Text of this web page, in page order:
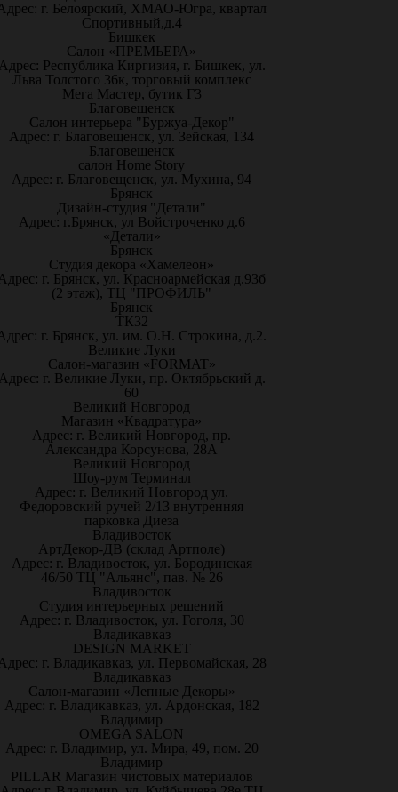
г. Белоярский, ХМАО-Югра, квартал
Спортивный,д.4
Бишкек
Салон «ПРЕМЬЕРА»
Республика Киргизия, г. Бишкек, ул.
Льва Толстого 36к, торговый комплекс
Мега Мастер, бутик Г3
Благовещенск
Салон интерьера "Буржуа-Декор"
Адрес: г. Благовещенск, ул. Зейская, 134
Благовещенск
салон Home Story
Адрес: г. Благовещенск, ул. Мухина, 94
Брянск
Дизайн-студия "Детали"
Адрес: г.Брянск, ул Войстроченко д.6
«Детали»
Брянск
Студия декора «Хамелеон»
г. Брянск, ул. Красноармейская д.93б
(2 этаж), ТЦ "ПРОФИЛЬ"
Брянск
ТК32
г. Брянск, ул. им. О.Н. Строкина, д.2.
Великие Луки
Салон-магазин «FORMAT»
г. Великие Луки, пр. Октябрьский д.
60
Великий Новгород
Магазин «Квадратура»
Адрес: г. Великий Новгород, пр.
Александра Корсунова, 28А
Великий Новгород
Шоу-рум Терминал
Адрес: г. Великий Новгород ул.
Федоровский ручей 2/13 внутренняя
парковка Диеза
Владивосток
АртДекор-ДВ (склад Артполе)
Адрес: г. Владивосток, ул. Бородинская
46/50 ТЦ "Альянс", пав. № 26
Владивосток
Студия интерьерных решений
Адрес: г. Владивосток, ул. Гоголя, 30
Владикавказ
DESIGN MARKET
г. Владикавказ, ул. Первомайская, 28
Владикавказ
Салон-магазин «Лепные Декоры»
Адрес: г. Владикавказ, ул. Ардонская, 182
Владимир
OMEGA SALON
Адрес: г. Владимир, ул. Мира, 49, пом. 20
Владимир
PILLAR Магазин чистовых материалов